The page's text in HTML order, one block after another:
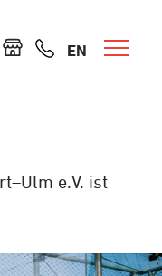
EN
e.V. ist